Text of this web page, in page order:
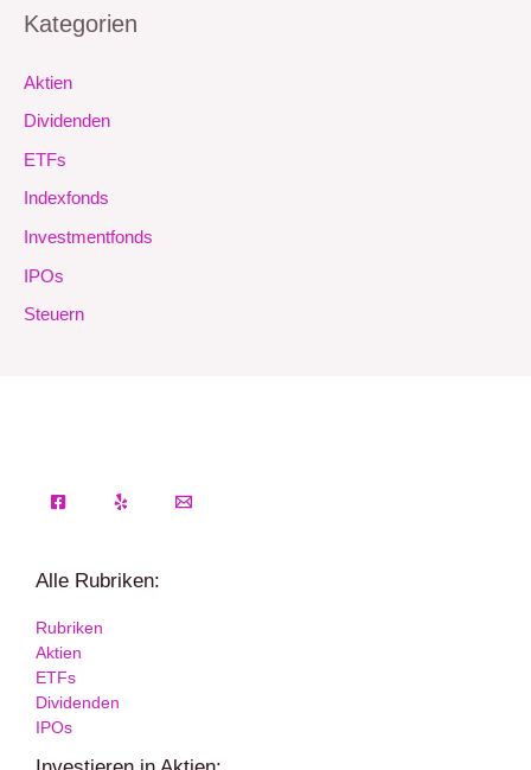
Kategorien
Aktien
Dividenden
ETFs
Indexfonds
Investmentfonds
IPOs
Steuern
Alle Rubriken:
Rubriken
Aktien
ETFs
Dividenden
IPOs